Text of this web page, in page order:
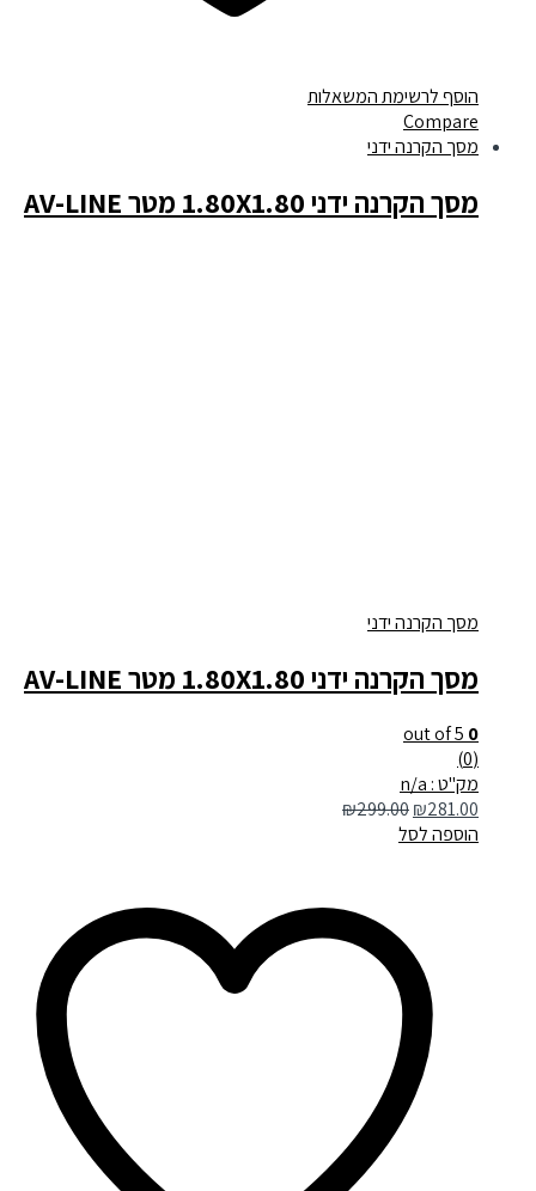
הוסף לרשימת המשאלות
Compare
מסך הקרנה ידני
מסך הקרנה ידני 1.80X1.80 מטר AV-LINE
מסך הקרנה ידני
מסך הקרנה ידני 1.80X1.80 מטר AV-LINE
0
out of 5
מק"ט : n/a
₪281.00
₪299.00
הוספה לסל